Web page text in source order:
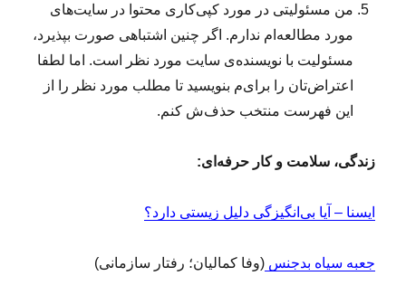
)
:
س
ا
ص
ل
ر
من مسئولیتی در مورد کپی‌کاری محتوا در سایت‌های
مورد مطالعه‌ام ندارم. اگر چنین اشتباهی صورت بپذیرد،
مسئولیت با نویسنده‌ی سایت مورد نظر است. اما لطفا
اعتراض‌تان را برای‌م بنویسید تا مطلب مورد نظر را از
این فهرست منتخب حذف‌ش کنم.
زندگی، سلامت و کار حرفه‌ای:
ایسنا – آیا بی‌انگیزگی دلیل زیستی دارد؟
جعبه سیاه بدجنس(وفا کمالیان؛ رفتار سازمانی)